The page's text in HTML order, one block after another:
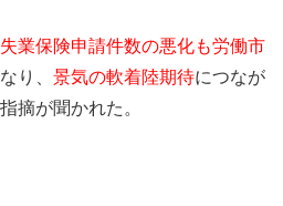
業保険申請件数の悪化も労働市
り、 景気の軟着陸期待につなが
摘が聞かれた。